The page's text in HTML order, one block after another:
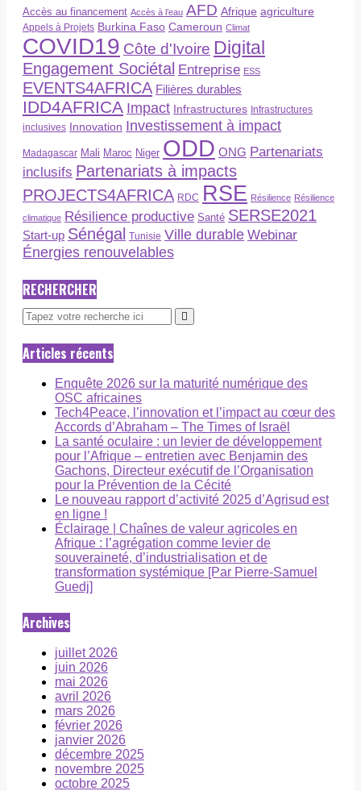
Accès au financement Accès à l’eau AFD Afrique agriculture
Appels à Projets Burkina Faso Cameroun Climat
COVID19 Côte d'Ivoire Digital
Engagement Sociétal Entreprise ESS
EVENTS4AFRICA Filières durables
IDD4AFRICA Impact Infrastructures Infrastructures
inclusives Innovation Investissement à impact
Madagascar Mali Maroc Niger ODD ONG Partenariats
inclusifs Partenariats à impacts
PROJECTS4AFRICA RDC RSE Résilience Résilience
climatique Résilience productive Santé SERSE2021
Start-up Sénégal Tunisie Ville durable Webinar
Énergies renouvelables
RECHERCHER
Articles récents
Enquête 2026 sur la maturité numérique des
OSC africaines
Tech4Peace, l’innovation et l’impact au cœur des
Accords d’Abraham – The Times of Israël
La santé oculaire : un levier de développement
pour l’Afrique – entretien avec Benjamin des
Gachons, Directeur exécutif de l’Organisation
pour la Prévention de la Cécité
Le nouveau rapport d’activité 2025 d’Agrisud est
en ligne !
Éclairage | Chaînes de valeur agricoles en
Afrique : l’agrégation comme levier de
souveraineté, d’industrialisation et de
transformation systémique [Par Pierre-Samuel
Guedj]
Archives
juillet 2026
juin 2026
mai 2026
avril 2026
mars 2026
février 2026
janvier 2026
décembre 2025
novembre 2025
octobre 2025